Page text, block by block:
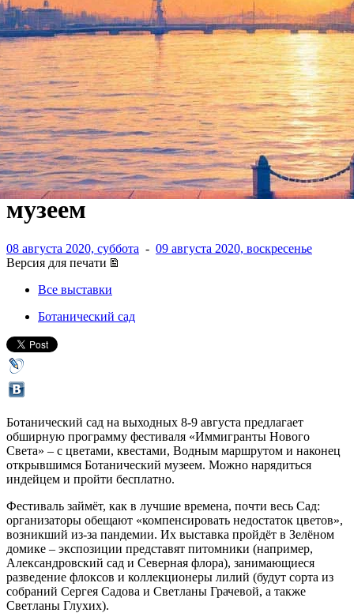
Ботсад возвращается к почти
полноценной жизни: с
выставкой флоксов и лилий,
с квестами и открытым
музеем
08 августа 2020, суббота - 09 августа 2020, воскресенье
Версия для печати
Все выставки
Ботанический сад
Ботанический сад на выходных 8-9 августа предлагает
обширную программу фестиваля «Иммигранты Нового
Света» – с цветами, квестами, Водным маршрутом и наконец
открывшимся Ботанический музеем. Можно нарядиться
индейцем и пройти бесплатно.
Фестиваль займёт, как в лучшие времена, почти весь Сад:
организаторы обещают «компенсировать недостаток цветов»,
возникший из-за пандемии. Их выставка пройдёт в Зелёном
домике – экспозиции представят питомники (например,
Александровский сад и Северная флора), занимающиеся
разведение флоксов и коллекционеры лилий (будут сорта из
собраний Сергея Садова и Светланы Грачевой, а также
Светланы Глухих).